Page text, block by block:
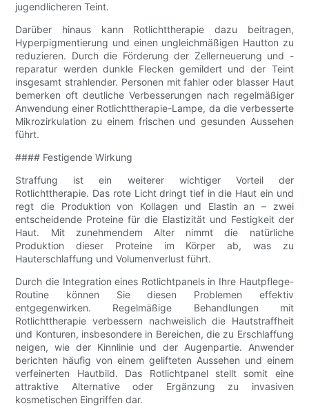
jugendlicheren Teint.
Darüber hinaus kann Rotlichttherapie dazu beitragen,
Hyperpigmentierung und einen ungleichmäßigen Hautton zu
reduzieren. Durch die Förderung der Zellerneuerung und -
reparatur werden dunkle Flecken gemildert und der Teint
insgesamt strahlender. Personen mit fahler oder blasser Haut
bemerken oft deutliche Verbesserungen nach regelmäßiger
Anwendung einer Rotlichttherapie-Lampe, da die verbesserte
Mikrozirkulation zu einem frischen und gesunden Aussehen
führt.
#### Festigende Wirkung
Straffung ist ein weiterer wichtiger Vorteil der
Rotlichttherapie. Das rote Licht dringt tief in die Haut ein und
regt die Produktion von Kollagen und Elastin an – zwei
entscheidende Proteine ​​für die Elastizität und Festigkeit der
Haut. Mit zunehmendem Alter nimmt die natürliche
Produktion dieser Proteine ​​im Körper ab, was zu
Hauterschlaffung und Volumenverlust führt.
Durch die Integration eines Rotlichtpanels in Ihre Hautpflege-
Routine können Sie diesen Problemen effektiv
entgegenwirken. Regelmäßige Behandlungen mit
Rotlichttherapie verbessern nachweislich die Hautstraffheit
und Konturen, insbesondere in Bereichen, die zu Erschlaffung
neigen, wie der Kinnlinie und der Augenpartie. Anwender
berichten häufig von einem gelifteten Aussehen und einem
verfeinerten Hautbild. Das Rotlichtpanel stellt somit eine
attraktive Alternative oder Ergänzung zu invasiven
kosmetischen Eingriffen dar.